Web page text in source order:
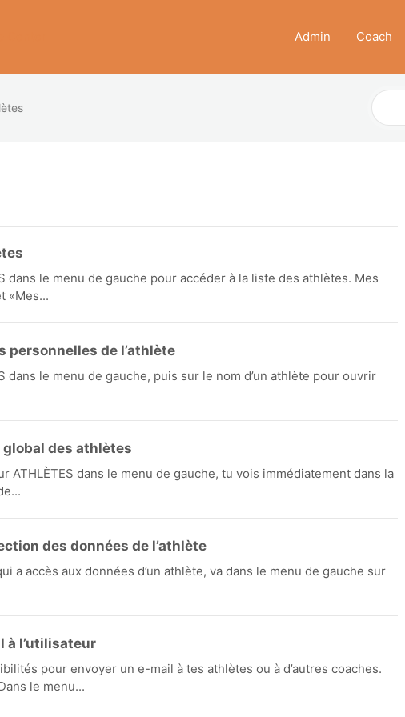
Admin Coach
Search
For
dans le menu de gauche pour accéder à la liste des athlètes. Mes
«Mes...
personnelles de l’athlète
dans le menu de gauche, puis sur le nom d’un athlète pour ouvrir
des athlètes
ATHLÈTES dans le menu de gauche, tu vois immédiatement dans la
des données de l’athlète
a accès aux données d’un athlète, va dans le menu de gauche sur
à l’utilisateur
pour envoyer un e-mail à tes athlètes ou à d’autres coaches.
le menu...